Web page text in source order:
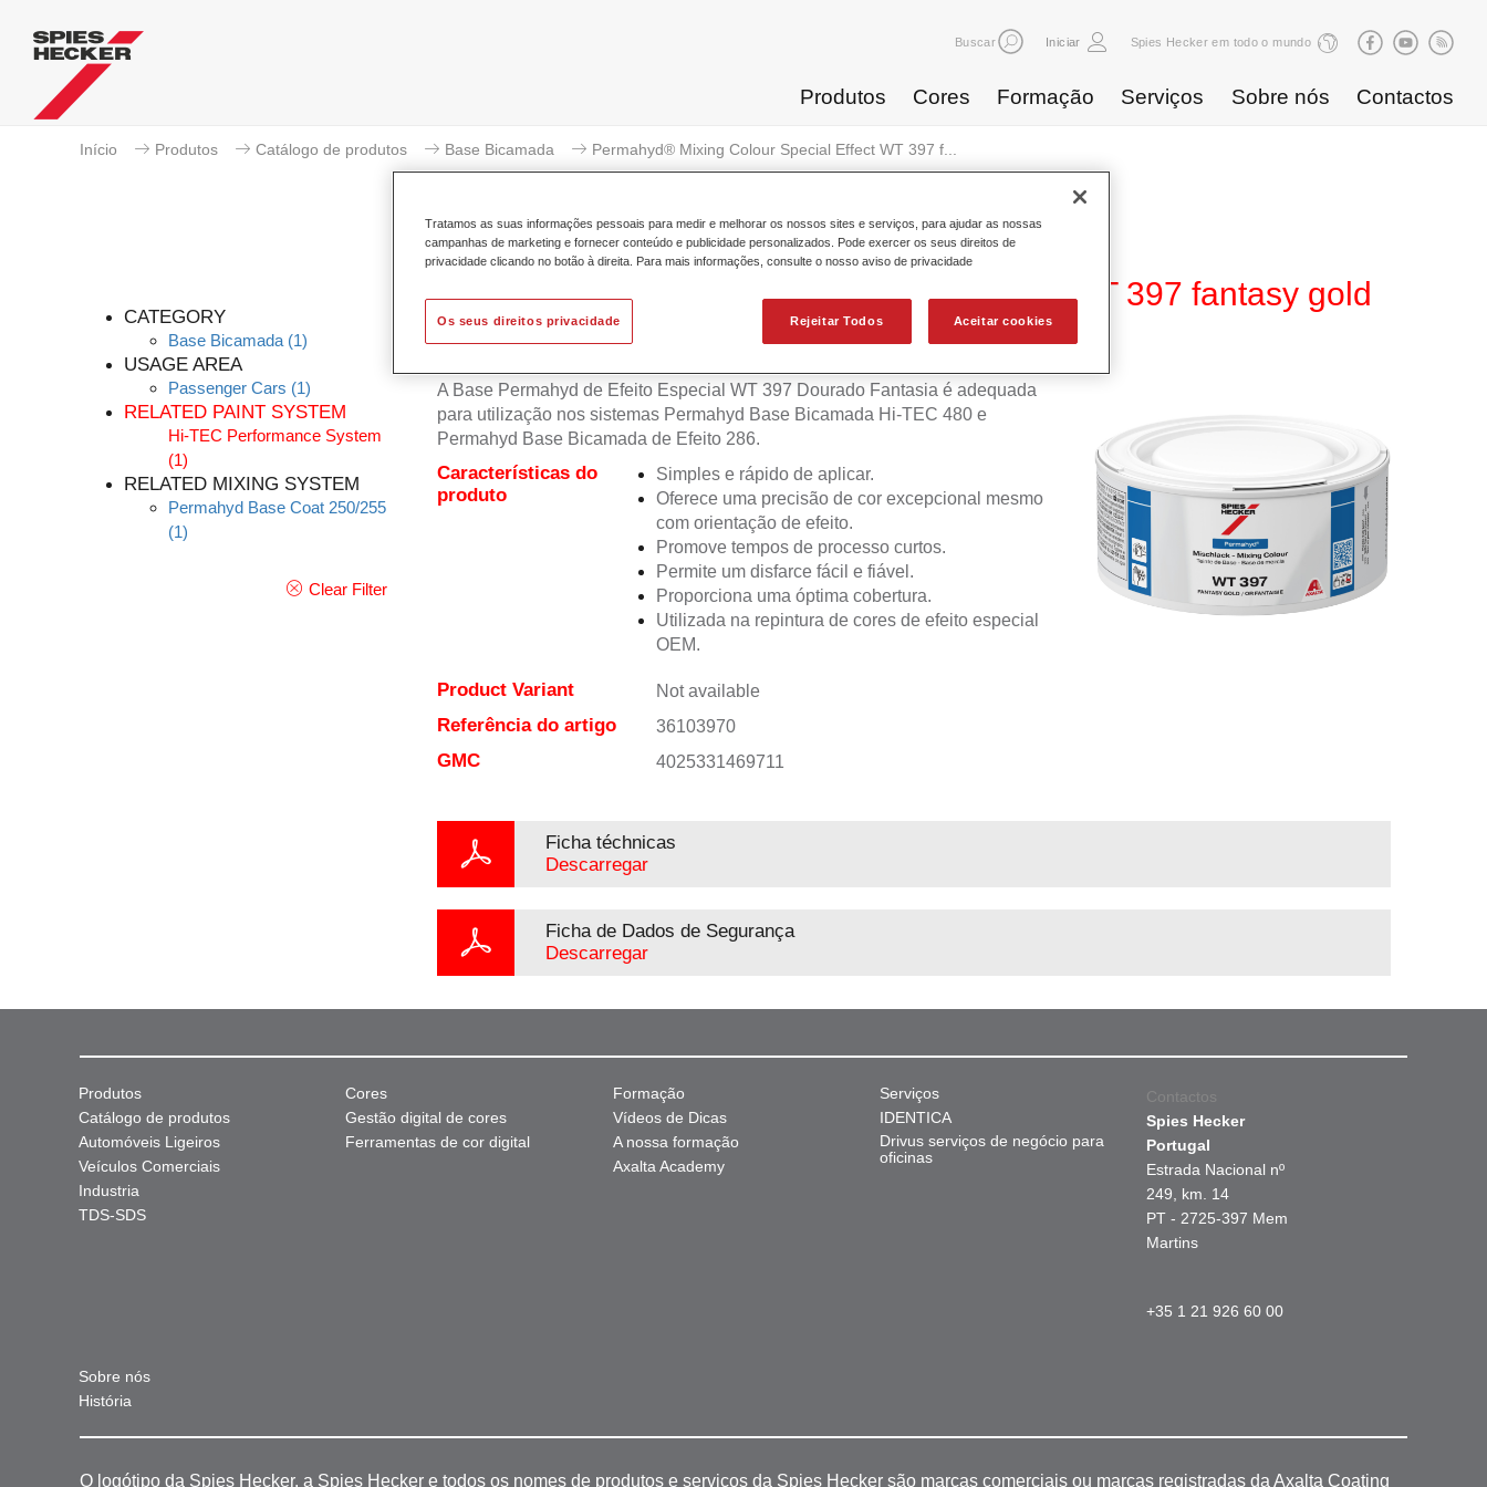
Buscar Iniciar Spies Hecker em todo o mundo
Produtos Cores Formação Serviços Sobre nós Contactos
Início Produtos Catálogo de produtos Base Bicamada Permahyd® Mixing Colour Special Effect WT 397 f...
CATEGORY
Base Bicamada (1)
USAGE AREA
Passenger Cars (1)
RELATED PAINT SYSTEM
Hi-TEC Performance System
(1)
RELATED MIXING SYSTEM
Permahyd Base Coat 250/255
(1)
Clear Filter
Permahyd® Mixing Colour Special Effect WT 397 fantasy gold
A Base Permahyd de Efeito Especial WT 397 Dourado Fantasia é adequada
para utilização nos sistemas Permahyd Base Bicamada Hi-TEC 480 e
Permahyd Base Bicamada de Efeito 286.
Características do
produto
Simples e rápido de aplicar.
Oferece uma precisão de cor excepcional mesmo
com orientação de efeito.
Promove tempos de processo curtos.
Permite um disfarce fácil e fiável.
Proporciona uma óptima cobertura.
Utilizada na repintura de cores de efeito especial
OEM.
Product Variant Not available
Referência do artigo 36103970
GMC 4025331469711
Ficha téchnicas
Descarregar
Ficha de Dados de Segurança
Descarregar
Produtos
Catálogo de produtos
Automóveis Ligeiros
Veículos Comerciais
Industria
TDS-SDS
Cores
Gestão digital de cores
Ferramentas de cor digital
Formação
Vídeos de Dicas
A nossa formação
Axalta Academy
Serviços
IDENTICA
Drivus serviços de negócio para
oficinas
Sobre nós
História
Contactos
Spies Hecker
Portugal
Estrada Nacional nº
249, km. 14
PT - 2725-397 Mem
Martins
+35 1 21 926 60 00
O logótipo da Spies Hecker, a Spies Hecker e todos os nomes de produtos e serviços da Spies Hecker são marcas comerciais ou marcas registradas da Axalta Coating
Tratamos as suas informações pessoais para medir e melhorar os nossos sites e serviços, para ajudar as nossas
campanhas de marketing e fornecer conteúdo e publicidade personalizados. Pode exercer os seus direitos de
privacidade clicando no botão à direita. Para mais informações, consulte o nosso aviso de privacidade
Rejeitar Todos Aceitar cookies
Os seus direitos privacidade